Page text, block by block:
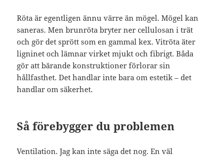
Röta är egentligen ännu värre än mögel. Mögel kan
saneras. Men brunröta bryter ner cellulosan i trät
och gör det sprött som en gammal kex. Vitröta äter
ligninet och lämnar virket mjukt och fibrigt. Båda
gör att bärande konstruktioner förlorar sin
hållfasthet. Det handlar inte bara om estetik – det
handlar om säkerhet.
Så förebygger du problemen
Ventilation. Jag kan inte säga det nog. En väl